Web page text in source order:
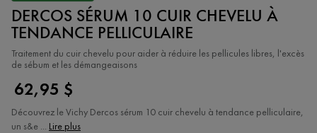
DERCOS SÉRUM 10 CUIR CHEVELU À
TENDANCE PELLICULAIRE
Traitement du cuir chevelu pour aider à réduire les pellicules libres, l'excès
de sébum et les démangeaisons
62,95 $
Découvrez le Vichy Dercos sérum 10 cuir chevelu à tendance pelliculaire,
un s&e ... Lire plus